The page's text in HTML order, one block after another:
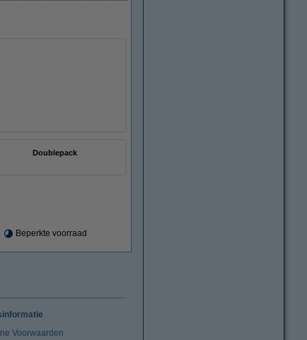
Doublepack
Beperkte voorraad
Voorwaarden